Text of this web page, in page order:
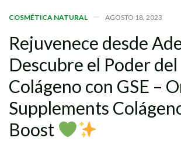
COSMÉTICA NATURAL AGOSTO 18, 2023
Rejuvenece desde
Descubre el Poderdel
Colágeno con GSE –
Supplements
Boost